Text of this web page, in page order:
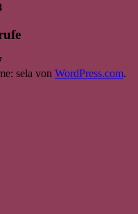
sela von WordPress.com.